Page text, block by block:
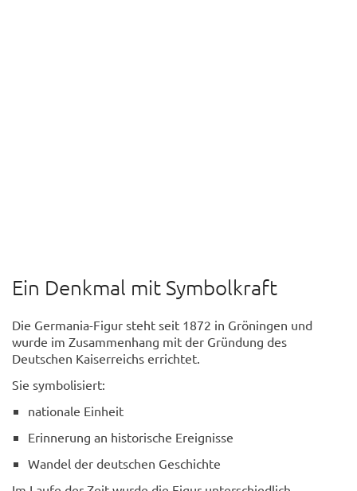
Ein Denkmal mit Symbolkraft
Die Germania-Figur steht seit 1872 in Gröningen und
wurde im Zusammenhang mit der Gründung des
Deutschen Kaiserreichs errichtet.
Sie symbolisiert:
nationale Einheit
Erinnerung an historische Ereignisse
Wandel der deutschen Geschichte